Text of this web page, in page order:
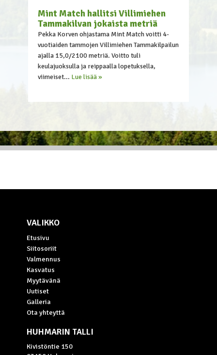
Mint Match hallitsi Villimiehen
Tammakilvan jokaista metriä
Pekka Korven ohjastama Mint Match voitti 4-
vuotiaiden tammojen Villimiehen Tammakilpailun
ajalla 15,0/2100 metriä. Voitto tuli
keulajuoksulla ja reippaalla lopetuksella,
viimeiset... Lue lisää »
VALIKKO
Etusivu
Siitosoriit
Valmennus
Kasvatus
Myytävänä
Uutiset
Galleria
Ota yhteyttä
HUHMARIN TALLI
Kivistöntie 150